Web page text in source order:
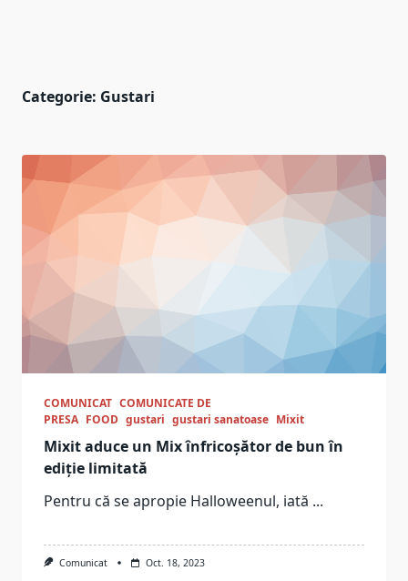
Categorie: Gustari
COMUNICAT COMUNICATE DE
PRESA FOOD gustari gustari sanatoase Mixit
Mixit aduce un Mix înfricoșător de bun în
ediție limitată
Pentru că se apropie Halloweenul, iată ...
Comunicat Oct. 18, 2023